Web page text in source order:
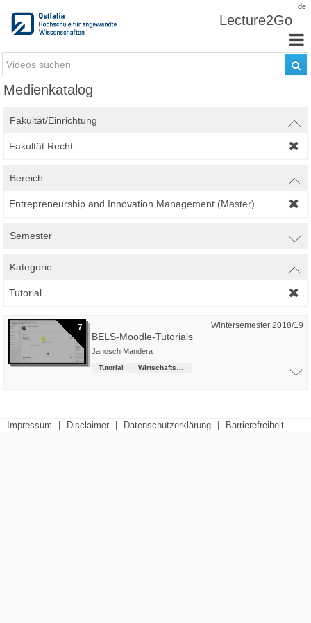
de
Lecture2Go
Medienkatalog
Fakultät/Einrichtung
Fakultät Recht
Bereich
Entrepreneurship and Innovation Management (Master)
Semester
Kategorie
Tutorial
7 Wintersemester 2018/19
BELS-Moodle-Tutorials
Janosch Mandera
Tutorial
Impressum Disclaimer Datenschutzerklärung Barrierefreiheit